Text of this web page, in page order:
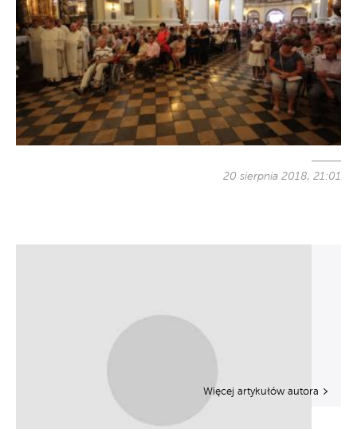
20 sierpnia 2018, 21:01
Więcej artykułów autora